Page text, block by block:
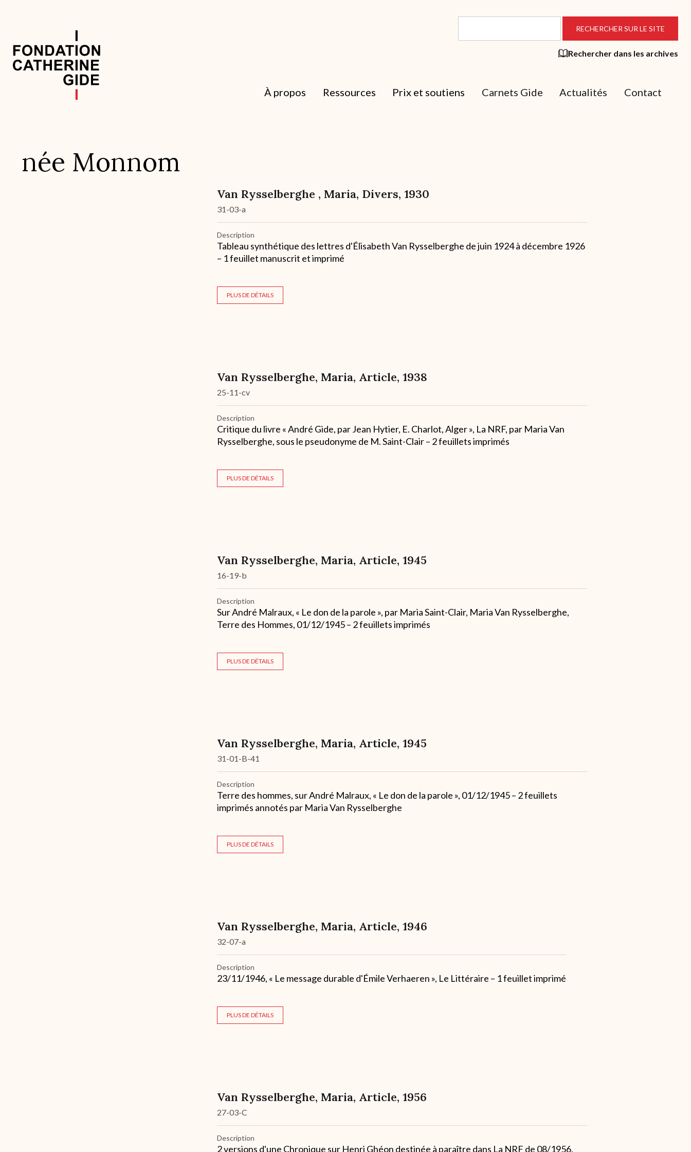
contenu
principal
Rechercher dans les archives
À propos Ressources Prix et soutiens Carnets Gide Actualités Contact
née Monnom
Van Rysselberghe , Maria, Divers, 1930
31-03-a
Description
Tableau synthétique des lettres d'Élisabeth Van Rysselberghe de juin 1924 à décembre 1926
– 1 feuillet manuscrit et imprimé
PLUS DE DÉTAILS
Van Rysselberghe, Maria, Article, 1938
25-11-cv
Description
Critique du livre « André Gide, par Jean Hytier, E. Charlot, Alger », La NRF, par Maria Van
Rysselberghe, sous le pseudonyme de M. Saint-Clair – 2 feuillets imprimés
PLUS DE DÉTAILS
Van Rysselberghe, Maria, Article, 1945
16-19-b
Description
Sur André Malraux, « Le don de la parole », par Maria Saint-Clair, Maria Van Rysselberghe,
Terre des Hommes, 01/12/1945 – 2 feuillets imprimés
PLUS DE DÉTAILS
Van Rysselberghe, Maria, Article, 1945
31-01-B-41
Description
Terre des hommes, sur André Malraux, « Le don de la parole », 01/12/1945 – 2 feuillets
imprimés annotés par Maria Van Rysselberghe
PLUS DE DÉTAILS
Van Rysselberghe, Maria, Article, 1946
32-07-a
Description
23/11/1946, « Le message durable d'Émile Verhaeren », Le Littéraire – 1 feuillet imprimé
PLUS DE DÉTAILS
Van Rysselberghe, Maria, Article, 1956
27-03-C
Description
2 versions d'une Chronique sur Henri Ghéon destinée à paraître dans La NRF de 08/1956,